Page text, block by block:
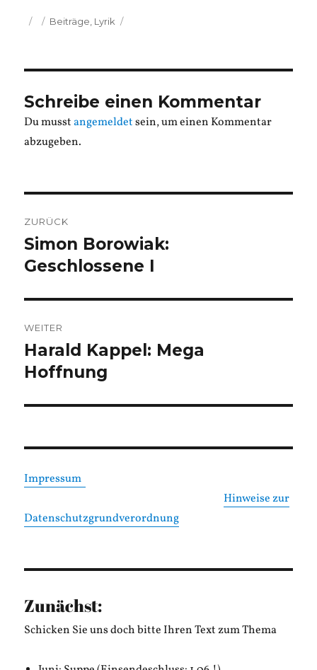
Veröffentlicht
Kategorien
Beiträge Lyrik
Schreibe einen Kommentar
Du musstangemeldetsein, um einen Kommentar
abzugeben.
ZURÜCK
Vorheriger
Beitrag:
Simon Borowiak:
Geschlossene I
WEITER
Nächster
Beitrag:
Harald Kappel: Mega
Hoffnung
Impressum
Hinweise zur
Datenschutzgrundverordnung
Zunächst:
Schicken Sie uns doch bitte Ihren Text zum Thema